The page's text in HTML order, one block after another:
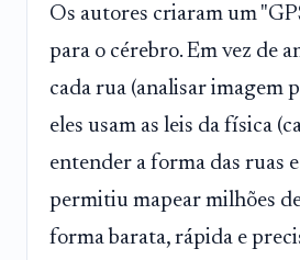
Os autores criaram um
para o cérebro. Em vez de
cada rua (analisar imagem
eles usam as leis da física
entender a forma das ruas
permitiu mapear milhões
forma barata, rápida e